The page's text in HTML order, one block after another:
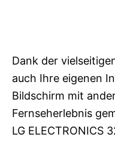
Dank der
auch Ihre eigenen
Bildschirm mit
Fernseherlebnis
LG ELECTRONICS